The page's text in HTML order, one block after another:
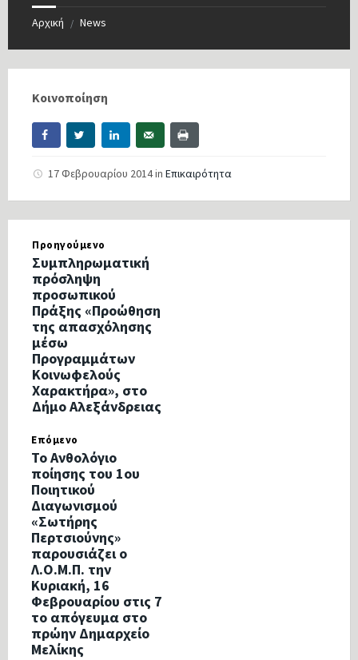
Αρχική / News
Κοινοποίηση
17 Φεβρουαρίου 2014in Επικαιρότητα
Προηγούμενο
Συμπληρωματική
πρόσληψη
προσωπικού
Πράξης «Προώθηση
της απασχόλησης
μέσω
Προγραμμάτων
Κοινωφελούς
Χαρακτήρα», στο
Δήμο Αλεξάνδρειας
Επόμενο
Το Ανθολόγιο
ποίησης του 1ου
Ποιητικού
Διαγωνισμού
«Σωτήρης
Περτσιούνης»
παρουσιάζει ο
Λ.Ο.Μ.Π. την
Κυριακή, 16
Φεβρουαρίου στις 7
το απόγευμα στο
πρώην Δημαρχείο
Μελίκης